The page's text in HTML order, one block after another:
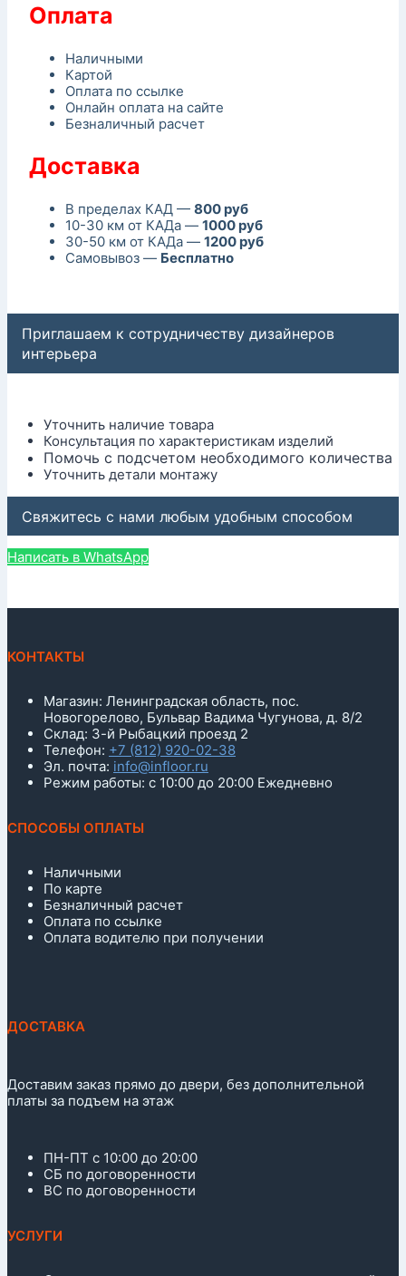
Оплата
Наличными
Картой
Оплата по ссылке
Онлайн оплата на сайте
Безналичный расчет
Доставка
В пределах КАД — 800 руб
10-30 км от КАДа — 1000 руб
30-50 км от КАДа — 1200 руб
Самовывоз — Бесплатно
Приглашаем к сотрудничеству дизайнеров
интерьера
Уточнить наличие товара
Консультация по характеристикам изделий
Помочь с подсчетом необходимого количества
Уточнить детали монтажу
Свяжитесь с нами любым удобным способом
Написать в WhatsApp
КОНТАКТЫ
Магазин: Ленинградская область, пос.
Новогорелово, Бульвар Вадима Чугунова, д. 8/2
Склад: 3-й Рыбацкий проезд 2
Телефон: +7 (812) 920-02-38
Эл. почта: info@infloor.ru
Режим работы: с 10:00 до 20:00 Ежедневно
СПОСОБЫ ОПЛАТЫ
Наличными
По карте
Безналичный расчет
Оплата по ссылке
Оплата водителю при получении
ДОСТАВКА
Доставим заказ прямо до двери, без дополнительной
платы за подъем на этаж
ПН-ПТ с 10:00 до 20:00
СБ по договоренности
ВС по договоренности
УСЛУГИ